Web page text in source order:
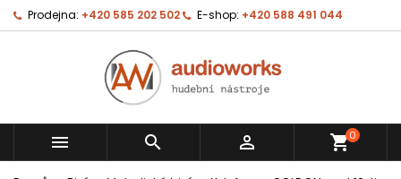
Prodejna: +420 585 202 502 E-shop: +420 588 491 044
   shopping_cart0